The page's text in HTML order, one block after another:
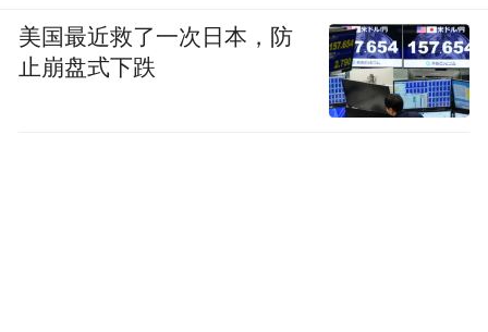
美国最近救了一次日本，防
止崩盘式下跌